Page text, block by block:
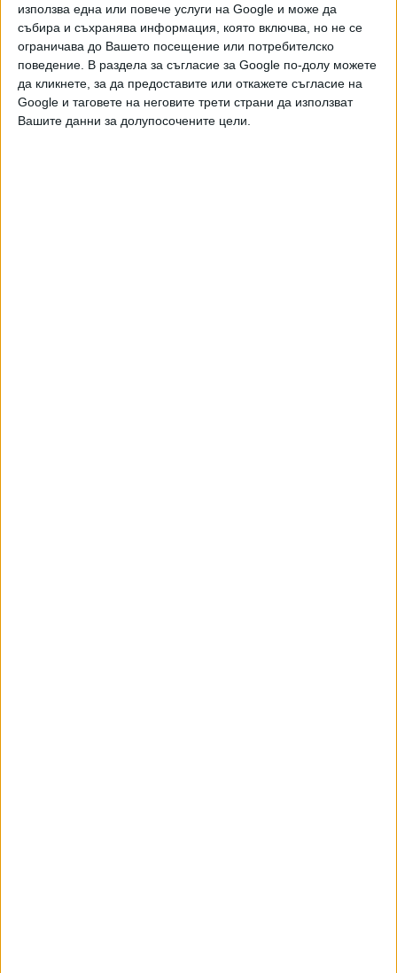
използва една или повече услуги на Google и може да
събира и съхранява информация, която включва, но не се
ограничава до Вашето посещение или потребителско
поведение. В раздела за съгласие за Google по-долу можете
да кликнете, за да предоставите или откажете съгласие на
Google и таговете на неговите трети страни да използват
Вашите данни за долупосочените цели.
кандидати. Според Караславова необосновано са
завишени и изискванията към ръководител на екипа -
условието да има 15 години опит в областта на
реставрацията и консервацията, както и към архитекта
в екипа с опит в областта на реставрацията и
консервацията. Изискваният опит надхвърля в пъти